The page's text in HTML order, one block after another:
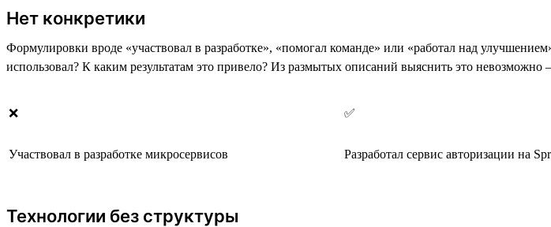
Нет конкретики
Формулировки вроде «участвовал в разработке», «помогал команде» или «работал над
использовал? К каким результатам это привело? Из размытых описаний выяснить это
❌ ✅
Участвовал в разработке микросервисов Разработал сервис авторизации на
Технологии без структуры